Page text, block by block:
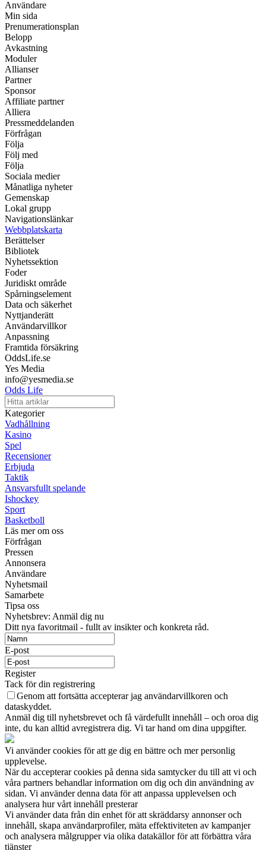
Användare
Min sida
Prenumerationsplan
Belopp
Avkastning
Moduler
Allianser
Partner
Sponsor
Affiliate partner
Alliera
Pressmeddelanden
Förfrågan
Följa
Följ med
Följa
Sociala medier
Månatliga nyheter
Gemenskap
Lokal grupp
Navigationslänkar
Webbplatskarta
Berättelser
Bibliotek
Nyhetssektion
Foder
Juridiskt område
Spårningselement
Data och säkerhet
Nyttjanderätt
Användarvillkor
Anpassning
Framtida försäkring
OddsLife.se
Yes Media
info@yesmedia.se
Odds Life
Kategorier
Vadhållning
Kasino
Spel
Recensioner
Erbjuda
Taktik
Ansvarsfullt spelande
Ishockey
Sport
Basketboll
Läs mer om oss
Förfrågan
Pressen
Annonsera
Användare
Nyhetsmail
Samarbete
Tipsa oss
Nyhetsbrev: Anmäl dig nu
Ditt nya favoritmail - fullt av insikter och konkreta råd.
E-post
Register
Tack för din registrering
Genom att fortsätta accepterar jag användarvillkoren och
dataskyddet.
Anmäl dig till nyhetsbrevet och få värdefullt innehåll – och oroa dig
inte, du kan alltid avregistrera dig. Vi tar hand om dina uppgifter.
Vi använder cookies för att ge dig en bättre och mer personlig
upplevelse.
När du accepterar cookies på denna sida samtycker du till att vi och
våra partners behandlar information om dig och din användning av
sidan. Vi använder denna data för att anpassa upplevelsen och
analysera hur vårt innehåll presterar
Vi använder data från din enhet för att skräddarsy annonser och
innehåll, skapa användarprofiler, mäta effektiviteten av kampanjer
och analysera målgrupper via olika datakällor för att förbättra våra
tjänster